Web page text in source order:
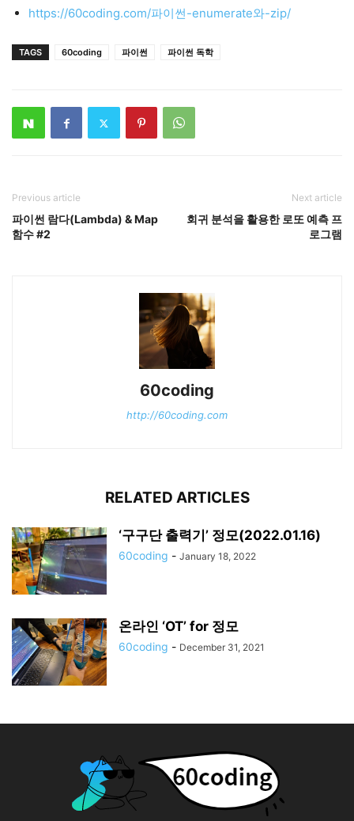
https://60coding.com/파이썬-enumerate와-zip/
TAGS 60coding 파이썬 파이썬 독학
Previous article
파이썬 람다(Lambda) & Map
함수 #2
Next article
회귀 분석을 활용한 로또 예측 프
로그램
60coding
http://60coding.com
RELATED ARTICLES
‘구구단 출력기’ 정모(2022.01.16)
60coding - January 18, 2022
온라인 ‘OT’ for 정모
60coding - December 31, 2021